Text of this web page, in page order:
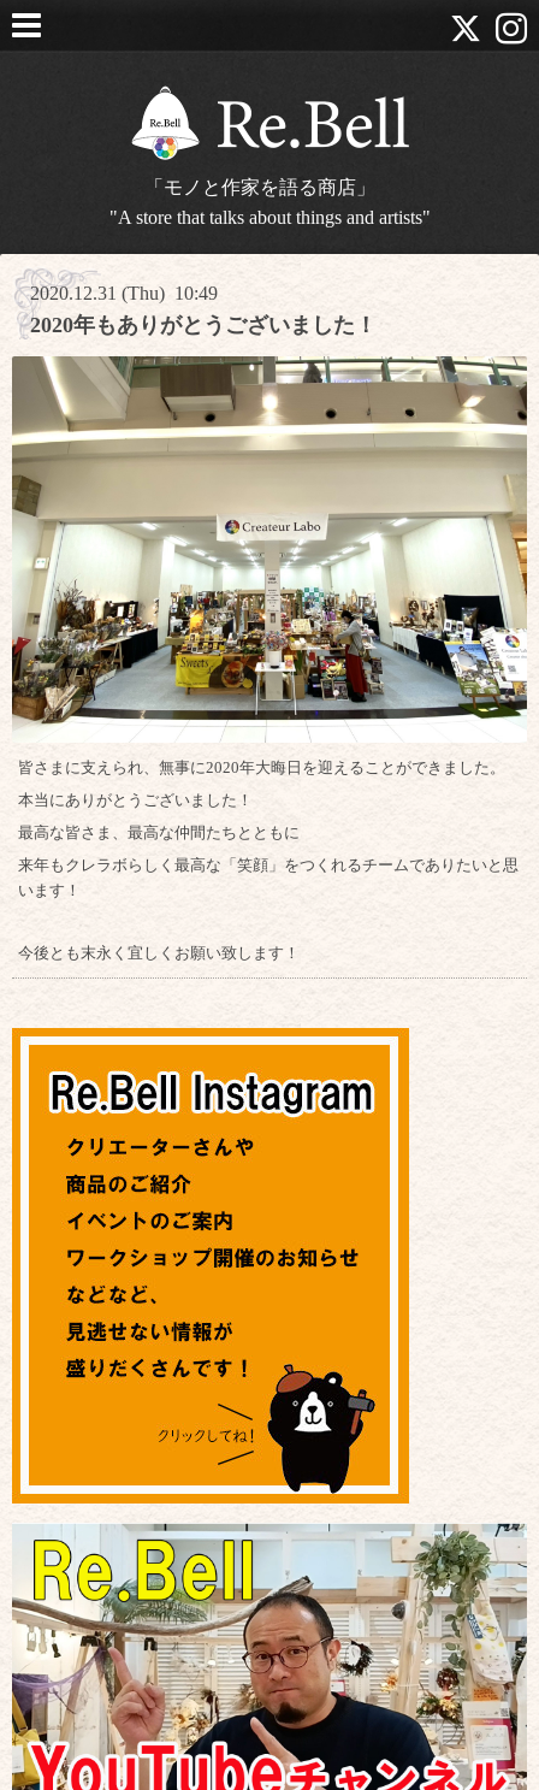
「モノと作家を語る商店」
"A store that talks about things and artists"
2020.12.31 (Thu) 10:49
2020年もありがとうございました！
皆さまに支えられ、無事に2020年大晦日を迎えることができました。
本当にありがとうございました！
最高な皆さま、最高な仲間たちとともに
来年もクレラボらしく最高な「笑顔」をつくれるチームでありたいと思
います！
今後とも末永く宜しくお願い致します！